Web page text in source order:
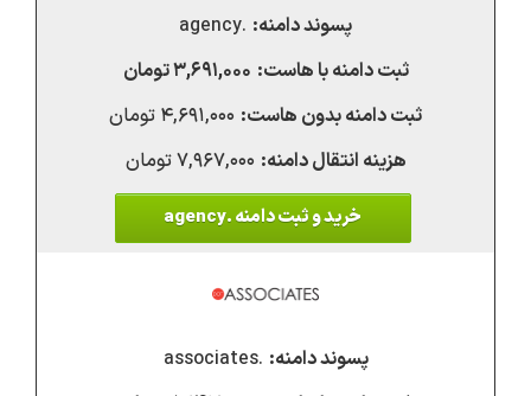
.agency
۳,۶۹۱,۰۰۰ تومان
۴,۶۹۱,۰۰۰ تومان
۷,۹۶۷,۰۰۰ تومان
خرید و ثبت دامنه .agency
.associates